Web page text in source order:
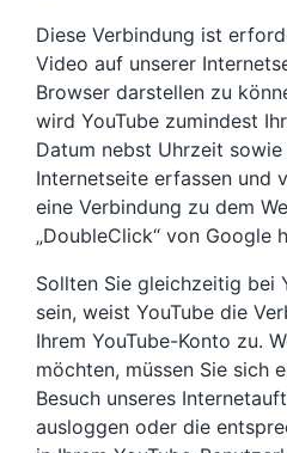
Diese Verbindung ist
Video auf unserer
Browser darstellen zu
wird YouTube zumindest
Datum nebst Uhrzeit
Internetseite erfassen und
eine Verbindung zu dem
„DoubleClick“ von Google
Sollten Sie gleichzeitig bei
sein, weist YouTube die
Ihrem YouTube-Konto zu.
möchten, müssen Sie sich
Besuch unseres
ausloggen oder die